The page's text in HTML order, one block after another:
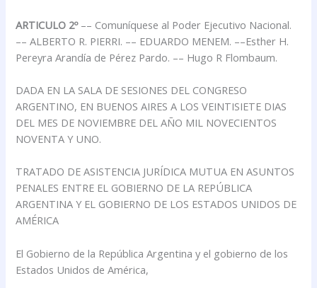
ARTICULO 2º–– Comuníquese al Poder Ejecutivo Nacional.
–– ALBERTO R. PIERRI. –– EDUARDO MENEM. ––Esther H.
Pereyra Arandía de Pérez Pardo. –– Hugo R Flombaum.
DADA EN LA SALA DE SESIONES DEL CONGRESO
ARGENTINO, EN BUENOS AIRES A LOS VEINTISIETE DIAS
DEL MES DE NOVIEMBRE DEL AÑO MIL NOVECIENTOS
NOVENTA Y UNO.
TRATADO DE ASISTENCIA JURÍDICA MUTUA EN ASUNTOS
PENALES ENTRE EL GOBIERNO DE LA REPÚBLICA
ARGENTINA Y EL GOBIERNO DE LOS ESTADOS UNIDOS DE
AMÉRICA
El Gobierno de la República Argentina y el gobierno de los
Estados Unidos de América,